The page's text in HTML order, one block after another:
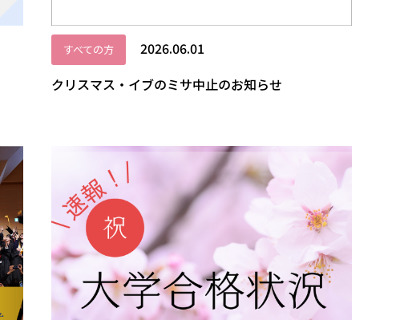
すべての方
2026.06.01
クリスマス・イブのミサ中止のお知らせ